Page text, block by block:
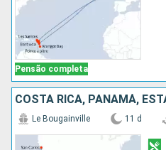
Pensão completa
Le Bougainville 11 d